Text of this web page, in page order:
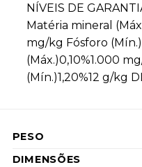
NÍVEIS DE
Matéria mineral
mg/kg Fósforo
(Máx.)0,10%1.000
(Mín.)1,20%12 g/kg
PESO
DIMENSÕES